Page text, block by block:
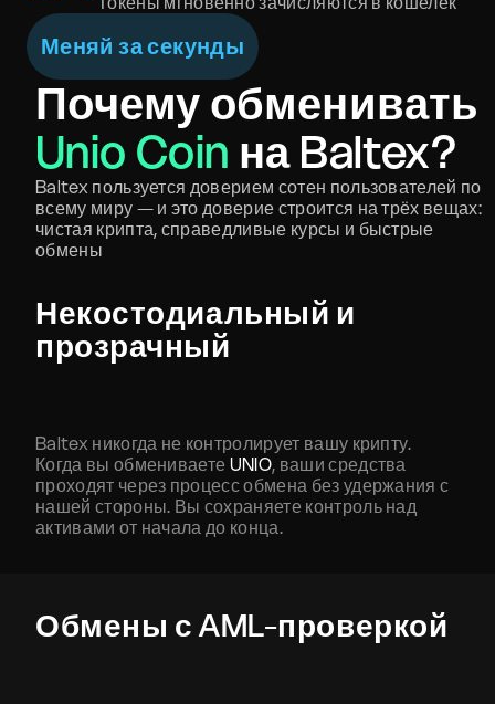
Меняй за секунды
Почему обменивать
Unio Coin на Baltex?
Baltex пользуется доверием сотен пользователей по
всему миру — и это доверие строится на трёх вещах:
чистая крипта, справедливые курсы и быстрые
обмены
Некостодиальный и
прозрачный
Baltex никогда не контролирует вашу крипту.
Когда вы обмениваете UNIO, ваши средства
проходят через процесс обмена без удержания с
нашей стороны. Вы сохраняете контроль над
активами от начала до конца.
Обмены с AML-проверкой